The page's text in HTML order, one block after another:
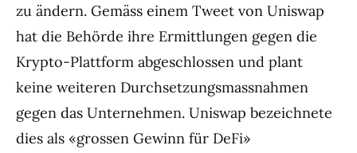
zu ändern. Gemäss einem Tweet von Uniswap
hat die Behörde ihre Ermittlungen gegen die
Krypto-Plattform abgeschlossen und plant
keine weiteren Durchsetzungsmassnahmen
gegen das Unternehmen. Uniswap bezeichnete
dies als «grossen Gewinn für DeFi»